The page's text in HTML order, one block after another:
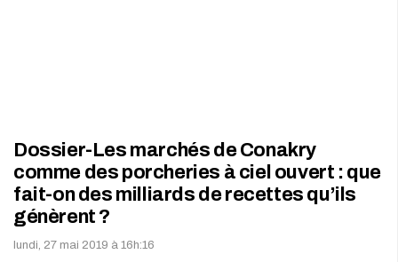
Dossier-Les marchés de Conakry
comme des porcheries à ciel ouvert : que
fait-on des milliards de recettes qu’ils
génèrent ?
lundi, 27 mai 2019 à 16h:16